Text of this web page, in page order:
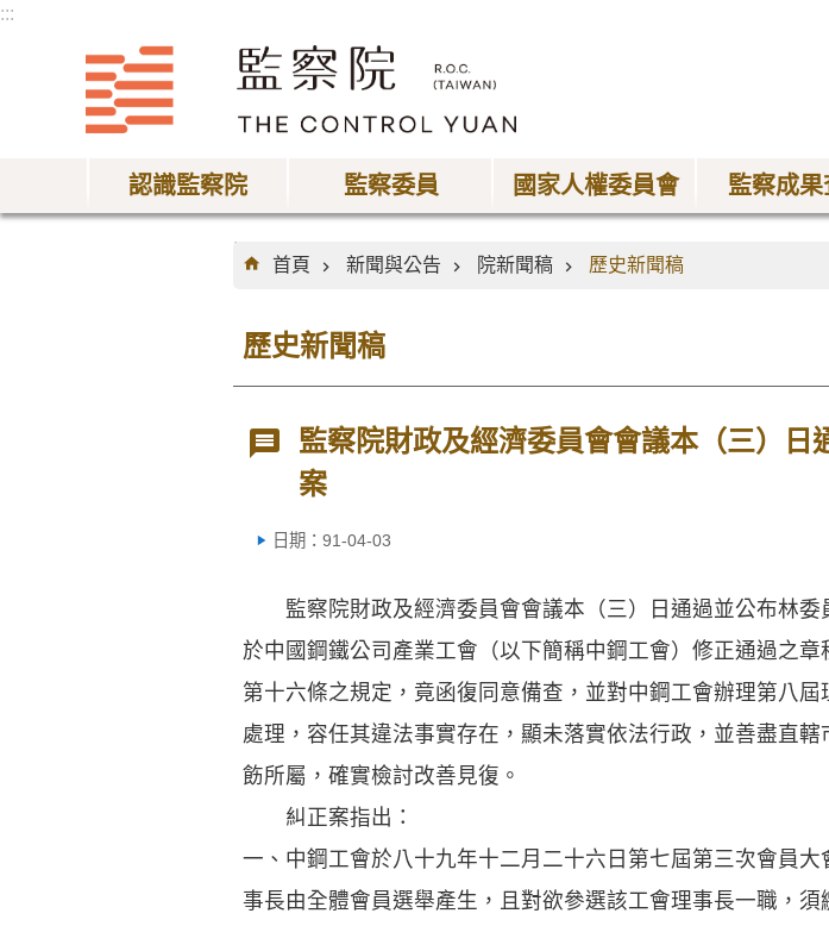
:::
認識監察院 監察委員 國家人權委員會 監察成果
:::
首頁
新聞與公告 院新聞稿 歷史新聞稿
歷史新聞稿
監察院財政及經濟委員會會議本（三）
案
日期：91-04-03
監察院財政及經濟委員會會議本（三）日通過並公布林委
於中國鋼鐵公司產業工會（以下簡稱中鋼工會）修正通過之
第十六條之規定，竟函復同意備查，並對中鋼工會辦理第八
處理，容任其違法事實存在，顯未落實依法行政，並善盡直
飭所屬，確實檢討改善見復。
糾正案指出：
一、中鋼工會於八十九年十二月二十六日第七屆第三次會員
事長由全體會員選舉產生，且對欲參選該工會理事長一職，